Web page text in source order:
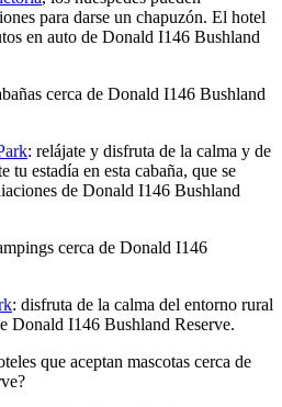
para darse un chapuzón. El hotel
en auto de Donald I146 Bushland
cerca de Donald I146 Bushland
: relájate y disfruta de la calma y de
tu estadía en esta cabaña, que se
de Donald I146 Bushland
cerca de Donald I146
: disfruta de la calma del entorno rural
Donald I146 Bushland Reserve.
que aceptan mascotas cerca de